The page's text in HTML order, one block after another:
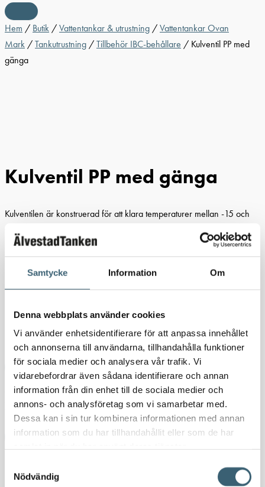
Samtycke Information Om
Denna webbplats använder cookies
Vi använder enhetsidentifierare för att anpassa innehållet
och annonserna till användarna, tillhandahålla funktioner
för sociala medier och analysera vår trafik. Vi
vidarebefordrar även sådana identifierare och annan
information från din enhet till de sociala medier och
annons- och analysföretag som vi samarbetar med.
Dessa kan i sin tur kombinera informationen med annan
information som du har tillhandahållit eller som de har
Nödvändig
Hem / Butik /Vattentankar & utrustning /Vattentankar Ovan
Mark /Tankutrustning /Tillbehör IBC-behållare / Kulventil PP med
gänga
Kulventil PP med gänga
Kulventilen är konstruerad för att klara temperaturer mellan -15 och
105kr131,25kr
Välj dimension
-
Kulventil PP med gänga mängd
+
Lägg till i varukorg
Artikelnr:N/A Kategorier:Kulventiler, tankgenomföringar & delar
Tankutrustning,Tillbehör IBC-behållare
Ladda ner produktblad